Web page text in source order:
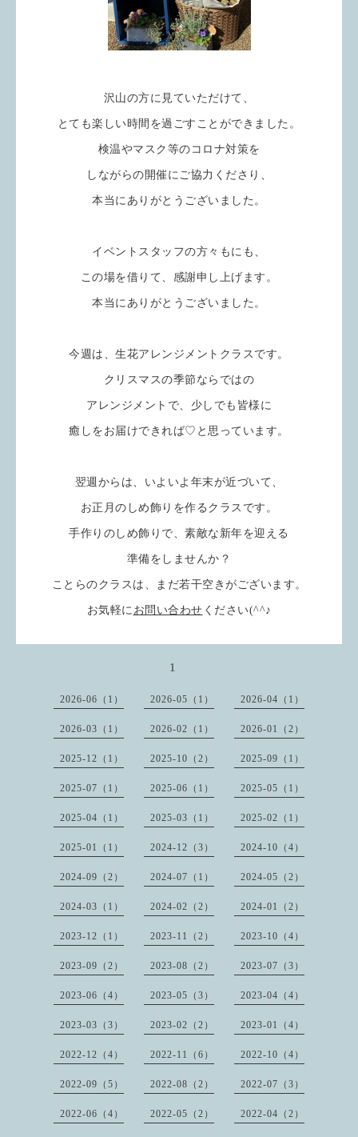
沢山の方に見ていただけて、
とても楽しい時間を過ごすことができました。
検温やマスク等のコロナ対策を
しながらの開催にご協力くださり、
本当にありがとうございました。
イベントスタッフの方々もにも、
この場を借りて、感謝申し上げます。
本当にありがとうございました。
今週は、生花アレンジメントクラスです。
クリスマスの季節ならではの
アレンジメントで、少しでも皆様に
癒しをお届けできれば♡と思っています。
翌週からは、いよいよ年末が近づいて、
お正月のしめ飾りを作るクラスです。
手作りのしめ飾りで、素敵な新年を迎える
準備をしませんか？
ことらのクラスは、まだ若干空きがございます。
お気軽に お問い合わせ ください(^^♪
1
2026-06（1） 2026-05（1） 2026-04（1）
2026-03（1） 2026-02（1） 2026-01（2）
2025-12（1） 2025-10（2） 2025-09（1）
2025-07（1） 2025-06（1） 2025-05（1）
2025-04（1） 2025-03（1） 2025-02（1）
2025-01（1） 2024-12（3） 2024-10（4）
2024-09（2） 2024-07（1） 2024-05（2）
2024-03（1） 2024-02（2） 2024-01（2）
2023-12（1） 2023-11（2） 2023-10（4）
2023-09（2） 2023-08（2） 2023-07（3）
2023-06（4） 2023-05（3） 2023-04（4）
2023-03（3） 2023-02（2） 2023-01（4）
2022-12（4） 2022-11（6） 2022-10（4）
2022-09（5） 2022-08（2） 2022-07（3）
2022-06（4） 2022-05（2） 2022-04（2）